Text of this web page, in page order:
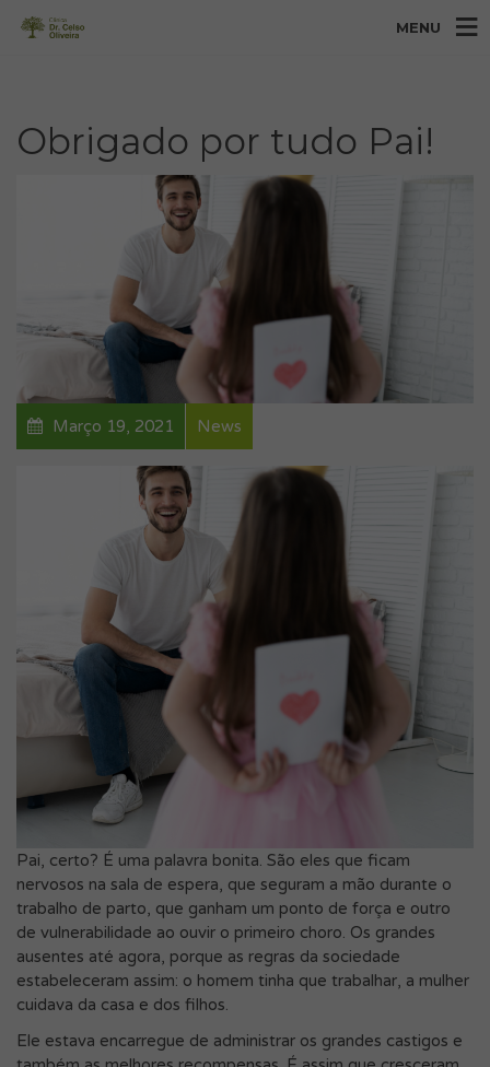
MENU
Obrigado por tudo Pai!
Março 19, 2021 News
Pai, certo? É uma palavra bonita. São eles que ficam
nervosos na sala de espera, que seguram a mão durante o
trabalho de parto, que ganham um ponto de força e outro
de vulnerabilidade ao ouvir o primeiro choro. Os grandes
ausentes até agora, porque as regras da sociedade
estabeleceram assim: o homem tinha que trabalhar, a mulher
cuidava da casa e dos filhos.
Ele estava encarregue de administrar os grandes castigos e